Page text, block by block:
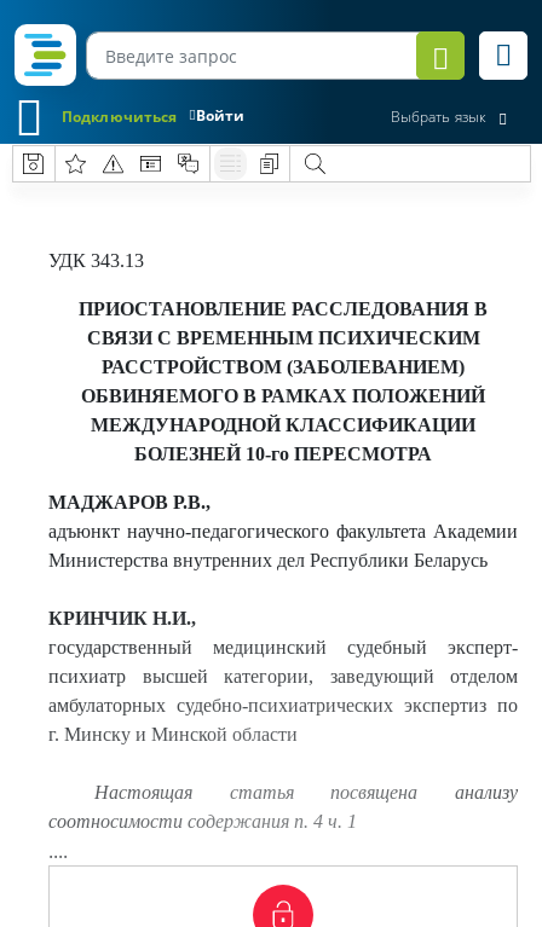
Войти
Подключиться Выбрать язык
УДК 343.13
ПРИОСТАНОВЛЕНИЕ РАССЛЕДОВАНИЯ В
СВЯЗИ С ВРЕМЕННЫМ ПСИХИЧЕСКИМ
РАССТРОЙСТВОМ (ЗАБОЛЕВАНИЕМ)
ОБВИНЯЕМОГО В РАМКАХ ПОЛОЖЕНИЙ
МЕЖДУНАРОДНОЙ КЛАССИФИКАЦИИ
БОЛЕЗНЕЙ 10-го ПЕРЕСМОТРА
МАДЖАРОВ Р.В.,
адъюнкт научно-педагогического факультета Академии
Министерства внутренних дел Республики Беларусь
КРИНЧИК Н.И.,
государственный медицинский судебный эксперт-
психиатр высшей категории, заведующий отделом
амбулаторных судебно-психиатрических экспертиз по
г. Минску и Минской области
Настоящая статья посвящена анализу
соотносимости содержания п. 4 ч. 1
....